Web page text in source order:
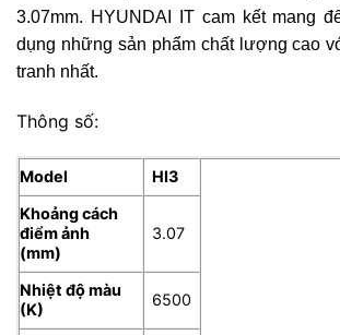
3.07mm. HYUNDAI IT cam kết mang
dụng những sản phẩm chất lượng cao
tranh nhất.
Thông số:
Model
HI3
Khoảng cách
điểm ảnh
(mm)
3.07
Nhiệt độ màu
(K)
6500